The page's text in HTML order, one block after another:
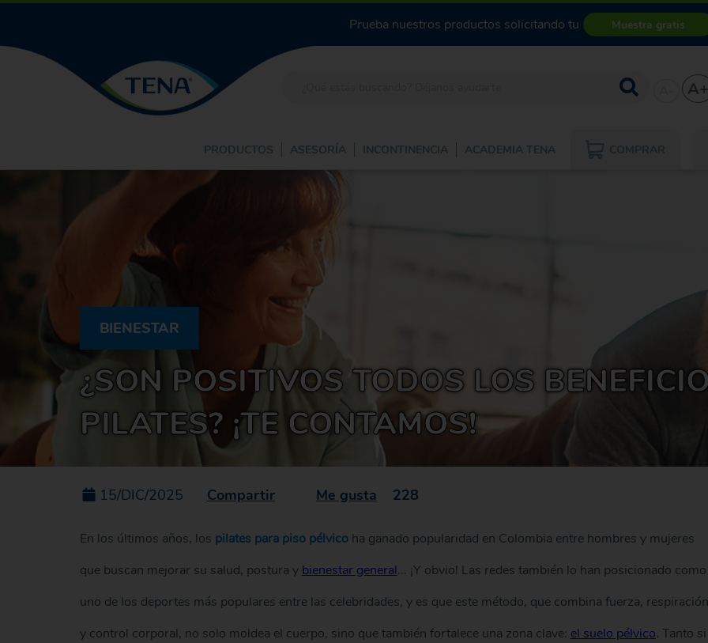
Prueba nuestros productos solicitando tu Muestra gratis
A+
PRODUCTOS ASESORÍA INCONTINENCIA ACADEMIA TENA COMPRAR
BIENESTAR
¿SON POSITIVOS TODOS LOS
PILATES? ¡TE CONTAMOS!
15/DIC/2025 Compartir Me gusta 228
En los últimos años, los pilates para piso pélvicoha ganado popularidad en Colombia entre hombres y mujeres
que buscan mejorar su salud, postura y bienestar general... ¡Y obvio! Las redes también lo han posicionado como
uno de los deportes más populares entre las celebridades, y es que este método, que combina fuerza, respiración
y control corporal, no solo moldea el cuerpo, sino que también fortalece una zona clave: el suelo pélvico. Tanto si